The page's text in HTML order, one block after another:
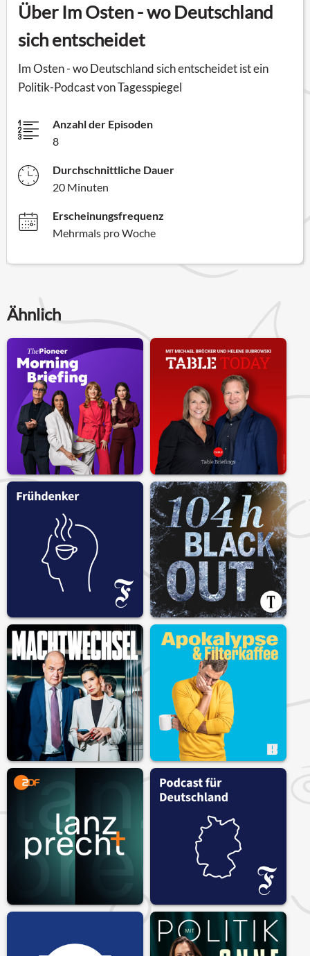
Über Im Osten - wo Deutschland
sich entscheidet
Im Osten - wo Deutschland sich entscheidet ist ein
Politik-Podcast von Tagesspiegel
Anzahl der Episoden
8
Durchschnittliche Dauer
20 Minuten
Erscheinungsfrequenz
Mehrmals pro Woche
Ähnlich